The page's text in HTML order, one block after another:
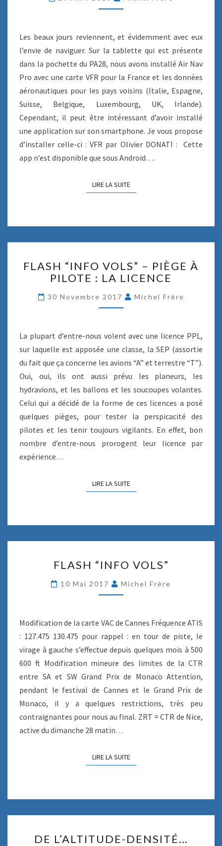
G
A
P
V
F
R
(
P
P
A
N
I
Les beaux jours reviennent, et évidemment avec eux
l’envie de naviguer. Sur la tablette qui est présente
dans la pochette du PA28, nous avons installé Air Nav
Pro avec une carte VFR pour la France et les données
aéronautiques pour les pays voisins (Italie, Espagne,
Suisse, Belgique, Luxembourg, UK, Irlande).
Cependant, il peut être intéressant d’avoir installé
une application sur son smartphone. Je vous propose
d’installer celle-ci : VFR par Olivier DONATI : Cette
app n’est disponible que sous Android….
LIRE LA SUITELIRE LA SUITE
L
A
H
“
N
O
V
O
L
”
–
P
I
À
T
:
A
L
E
N
C
E
FLASH “INFO VOLS” – PIÈGE À
PILOTE : LA LICENCE
30 Novembre 2017 Michel Frère
La plupart d’entre-nous volent avec une licence PPL,
sur laquelle est apposée une classe, la SEP (assortie
du fait que ça concerne les avions “A” et terrestre “T”).
Oui, oui, ils ont aussi prévu les planeurs, les
hydravions, et les ballons et les soucoupes volantes.
Celui qui a décidé de la forme de ces licences a posé
quelques pièges, pour tester la perspicacité des
pilotes et les tenir toujours vigilants. En effet, bon
nombre d’entre-nous prorogent leur licence par
expérience…
LIRE LA SUITELIRE LA SUITE
L
S
H
I
F
O
V
O
”
FLASH “INFO VOLS”
10 Mai 2017 Michel Frère
Modification de la carte VAC de Cannes Fréquence ATIS
: 127.475 130.475 pour rappel : en tour de piste, le
virage à gauche s’effectue depuis quelques mois à 500
600 ft Modification mineure des limites de la CTR
entre SA et SW Grand Prix de Monaco Attention,
pendant le festival de Cannes et le Grand Prix de
Monaco, il y a quelques restrictions, très peu
contraignantes pour nous au final. ZRT = CTR de Nice,
active du dimanche 28 matin…
LIRE LA SUITELIRE LA SUITE
E
DE L’ALTITUDE-DENSITÉ…